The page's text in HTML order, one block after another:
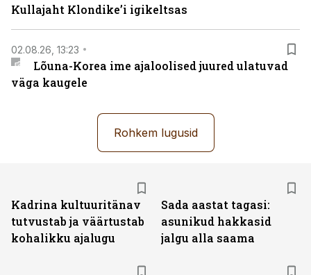
Kullajaht Klondike’i igikeltsas
02.08.26, 13:23
Lõuna-Korea ime ajaloolised juured ulatuvad
väga kaugele
Rohkem lugusid
Kadrina kultuuritänav
tutvustab ja väärtustab
kohalikku ajalugu
Sada aastat tagasi:
asunikud hakkasid
jalgu alla saama